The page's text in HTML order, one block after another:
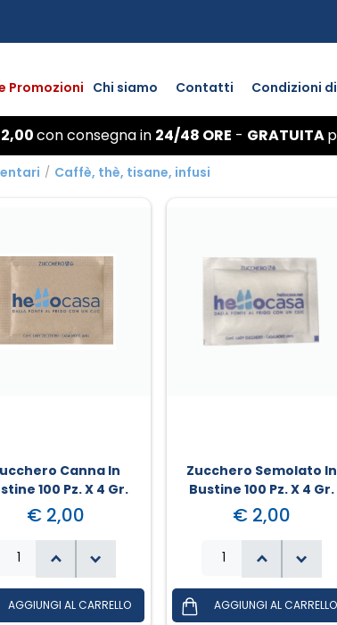
Promozioni Chi siamo Contatti Condizioni
conconsegnain 24/48 ORE - GRATUITA
/ Caffè, thè, tisane, infusi
Canna In
100 Pz. X 4 Gr.
€ 2,00
Zucchero Semolato In
Bustine 100 Pz. X 4 Gr.
€ 2,00